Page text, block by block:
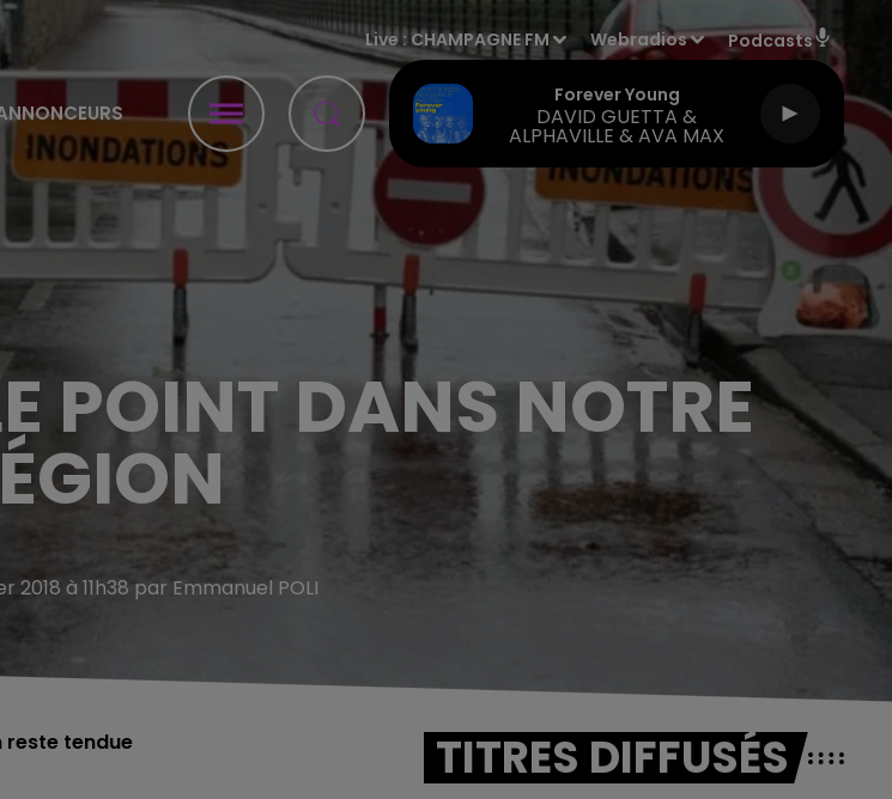
Live : CHAMPAGNE FM Webradios Podcasts
Forever Young
DAVID GUETTA &
ALPHAVILLE & AVA MAX
POINT DANS NOTRE
2018 à 11h38 par Emmanuel POLI
reste tendue TITRES DIFFUSÉS